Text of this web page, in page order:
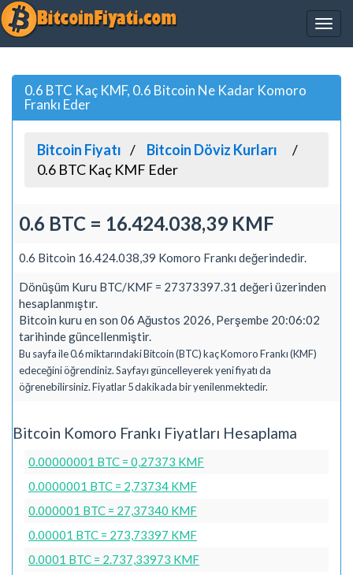
0.6 BTC Kaç KMF, 0.6 Bitcoin Ne Kadar Komoro
Frankı Eder
Bitcoin Fiyatı
Bitcoin Döviz Kurları
0.6 BTC Kaç KMF Eder
0.6 BTC = 16.424.038,39 KMF
0.6 Bitcoin 16.424.038,39 Komoro Frankı değerindedir.
Dönüşüm Kuru BTC/KMF = 27373397.31 değeri üzerinden
hesaplanmıştır.
Bitcoin kuru en son 06 Ağustos 2026, Perşembe 20:06:02
tarihinde güncellenmiştir.
Bu sayfa ile 0.6 miktarındaki Bitcoin (BTC) kaç Komoro Frankı (KMF)
edeceğini öğrendiniz. Sayfayı güncelleyerek yeni fiyatı da
öğrenebilirsiniz. Fiyatlar 5 dakikada bir yenilenmektedir.
Bitcoin Komoro Frankı Fiyatları Hesaplama
0.00000001 BTC = 0,27373 KMF
0.0000001 BTC = 2,73734 KMF
0.000001 BTC = 27,37340 KMF
0.00001 BTC = 273,73397 KMF
0.0001 BTC = 2.737,33973 KMF